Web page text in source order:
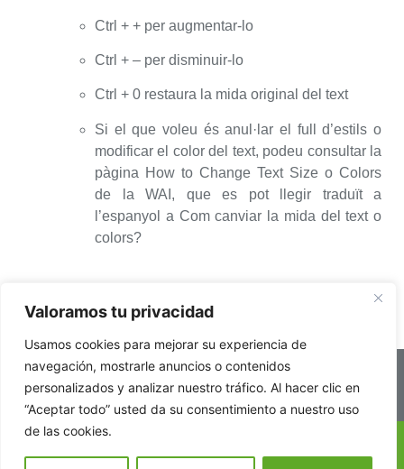
Valoramos tu privacidad
Usamos cookies para mejorar su experiencia de
navegación, mostrarle anuncios o contenidos
personalizados y analizar nuestro tráfico. Al hacer clic en
“Aceptar todo” usted da su consentimiento a nuestro uso
de las cookies.
Ctrl + + per augmentar-lo
Ctrl + – per disminuir-lo
Ctrl + 0 restaura la mida original del text
Si el que voleu és anul·lar el full d’estils o
modificar el color del text, podeu consultar la
pàgina How to Change Text Size o Colors
de la WAI, que es pot llegir traduït a
l’espanyol a Com canviar la mida del text o
colors?
Accessibility Legal Notice Cookie Policies
Website design by RK Solutions
CA